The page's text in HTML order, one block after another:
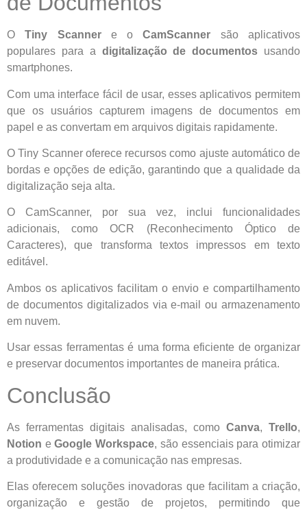
OTiny Scannere oCamScanner são aplicativos
populares para a digitalização de documentos usando
smartphones.
Com uma interface fácil de usar, esses aplicativos permitem
que os usuários capturem imagens de documentos em
papel e as convertam em arquivos digitais rapidamente.
O Tiny Scanner oferece recursos como ajuste automático de
bordas e opções de edição, garantindo que a qualidade da
digitalização seja alta.
O CamScanner, por sua vez, inclui funcionalidades
adicionais, como OCR (Reconhecimento Óptico de
Caracteres), que transforma textos impressos em texto
editável.
Ambos os aplicativos facilitam o envio e compartilhamento
de documentos digitalizados via e-mail ou armazenamento
em nuvem.
Usar essas ferramentas é uma forma eficiente de organizar
e preservar documentos importantes de maneira prática.
Conclusão
As ferramentas digitais analisadas, como Canva, Trello,
Notion eGoogle Workspace, são essenciais para otimizar
a produtividade e a comunicação nas empresas.
Elas oferecem soluções inovadoras que facilitam a criação,
organização e gestão de projetos, permitindo que